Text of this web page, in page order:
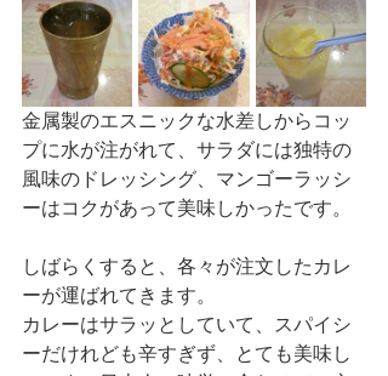
金属製のエスニックな水差しからコッ
プに水が注がれて、サラダには独特の
風味のドレッシング、マンゴーラッシ
ーはコクがあって美味しかったです。
しばらくすると、各々が注文したカレ
ーが運ばれてきます。
カレーはサラッとしていて、スパイシ
ーだけれども辛すぎず、とても美味し